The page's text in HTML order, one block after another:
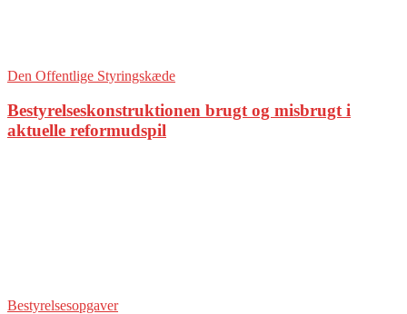
Den Offentlige Styringskæde
Bestyrelseskonstruktionen brugt og misbrugt i
aktuelle reformudspil
Bestyrelsesopgaver